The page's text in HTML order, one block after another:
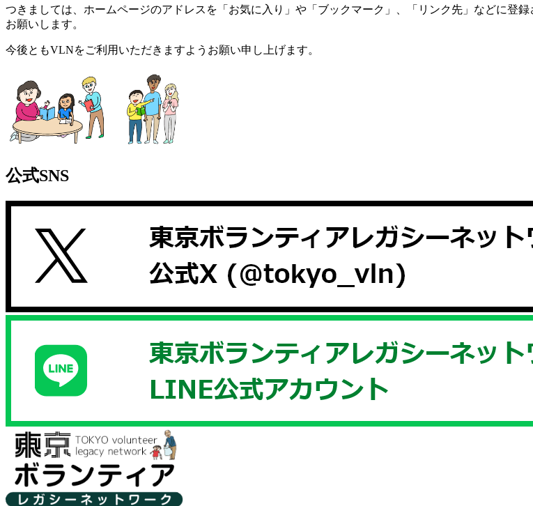
つきましては、ホームページのアドレスを「お気に入り」や「ブックマーク」、「リンク先」などに登
お願いします。
今後ともVLNをご利用いただきますようお願い申し上げます。
公式SNS